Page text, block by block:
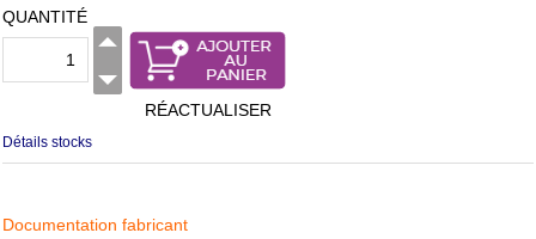
QUANTITÉ
RÉACTUALISER
Détails stocks
Documentation fabricant